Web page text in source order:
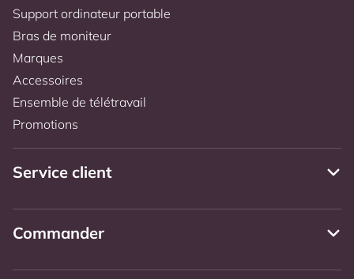
Support ordinateur portable
Bras de moniteur
Marques
Accessoires
Ensemble de télétravail
Promotions
Service client
Commander